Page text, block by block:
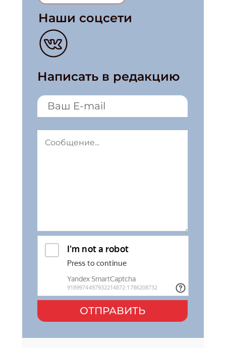
Наши соцсети
Написать в редакцию
ОТПРАВИТЬ